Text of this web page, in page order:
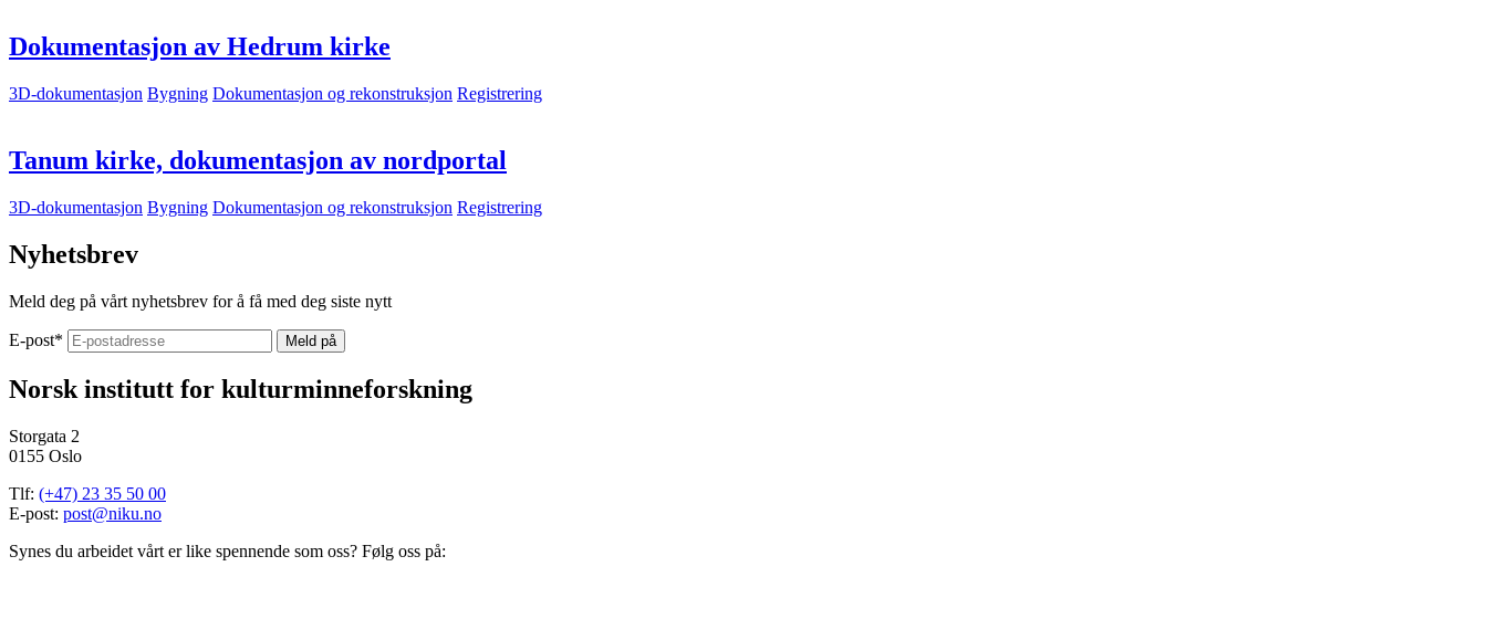
Dokumentasjon av Hedrum kirke
3D-dokumentasjon Bygning Dokumentasjon og rekonstruksjon Registrering
Tanum kirke, dokumentasjon av nordportal
3D-dokumentasjon Bygning Dokumentasjon og rekonstruksjon Registrering
Nyhetsbrev
Meld deg på vårt nyhetsbrev for å få med deg siste nytt
E-post*
Norsk institutt for kulturminneforskning
Storgata 2
0155 Oslo
Tlf: (+47) 23 35 50 00
E-post: post@niku.no
Synes du arbeidet vårt er like spennende som oss? Følg oss på: